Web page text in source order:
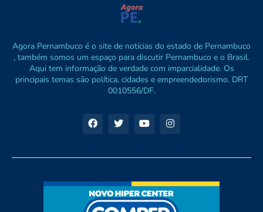
Agora Pernambuco é o site de notícias do estado de Pernambuco
, também somos um espaço para discutir Pernambuco e o Brasil.
Aqui tem informação de verdade com imparcialidade. Os
principais temas são política, cidades e empreendedorismo. DRT
0010556/DF.